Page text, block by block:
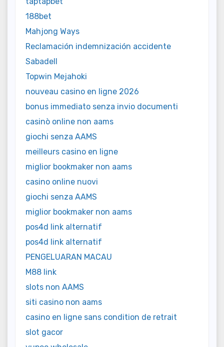
188bet
Mahjong Ways
Reclamación indemnización accidente
Sabadell
Topwin Mejahoki
nouveau casino en ligne 2026
bonus immediato senza invio documenti
casinò online non aams
giochi senza AAMS
meilleurs casino en ligne
miglior bookmaker non aams
casino online nuovi
giochi senza AAMS
miglior bookmaker non aams
pos4d link alternatif
pos4d link alternatif
PENGELUARAN MACAU
M88 link
slots non AAMS
siti casino non aams
casino en ligne sans condition de retrait
slot gacor